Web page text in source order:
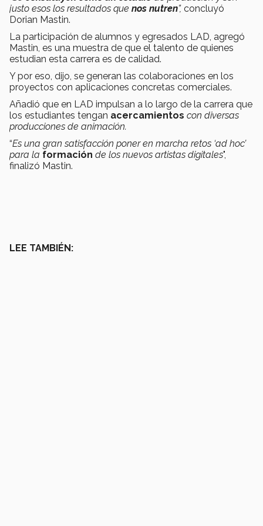
justo esos los resultados que nos nutren”, concluyó
Dorian Mastin.
La participación de alumnos y egresados LAD, agregó
Mastin, es una muestra de que el talento de quienes
estudian esta carrera es de calidad.
Y por eso, dijo, se generan las colaboraciones en los
proyectos con aplicaciones concretas comerciales.
Añadió que en LAD impulsan a lo largo de la carrera que
los estudiantes tengan acercamientos con diversas
producciones de animación.
“Es una gran satisfacción poner en marcha retos ‘ad hoc’
para la formación de los nuevos artistas digitales",
finalizó Mastin.
LEE TAMBIÉN: